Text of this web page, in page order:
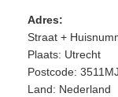
Adres:
Straat +
Plaats: Utrecht
Postcode: 3511MJ
Land: Nederland